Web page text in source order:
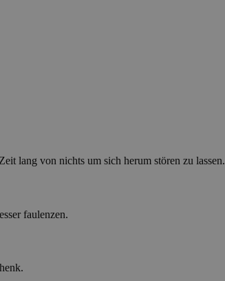
lang von nichts um sich herum stören zu lassen.
faulenzen.